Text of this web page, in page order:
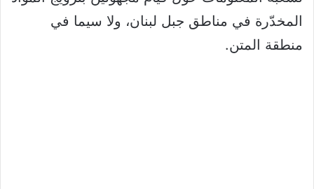
المخدّرة في مناطق جبل لبنان، ولا سيما في
منطقة المتن.